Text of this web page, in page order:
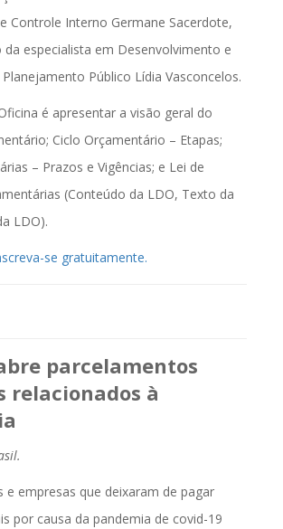
Controle Interno Germane Sacerdote,
especialista em Desenvolvimento e
Público Lídia Vasconcelos.
é apresentar a visão geral do
Ciclo Orçamentário – Etapas;
– Prazos e Vigências; e Lei de
(Conteúdo da LDO, Texto da
LDO).
se gratuitamente.
parcelamentos
relacionados à
e empresas que deixaram de pagar
por causa da pandemia de covid-19